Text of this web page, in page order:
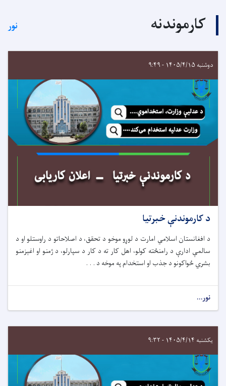
کارموندنه نور
دوشنبه ۱۴۰۵/۴/۱۵ - ۹:۴۹
د کارموندنې خبرتیا
د افغانستان اسلامي امارت د لوړو موخو د تحقق، د اصلاحاتو د راوستلو او د
سالمې ادارې د رامنځته کولو، اهل کار ته د کار د سپارلو، د ژمنو او اغېزمنو
بشري ځواکونو د جذب او استخدام په موخه د . . .
نور...
یکشنبه ۱۴۰۵/۴/۱۴ - ۹:۳۲